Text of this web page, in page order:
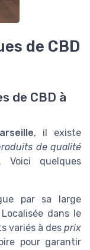
de CBD
de CBD à
, il existe
de qualité
. Voici quelques
par sa large
dans le
variés à des prix
pour garantir